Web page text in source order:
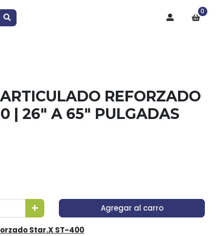
0
REFORZADO
| 26" A 65" PULGADAS
Agregar al carro
Star.X ST-400